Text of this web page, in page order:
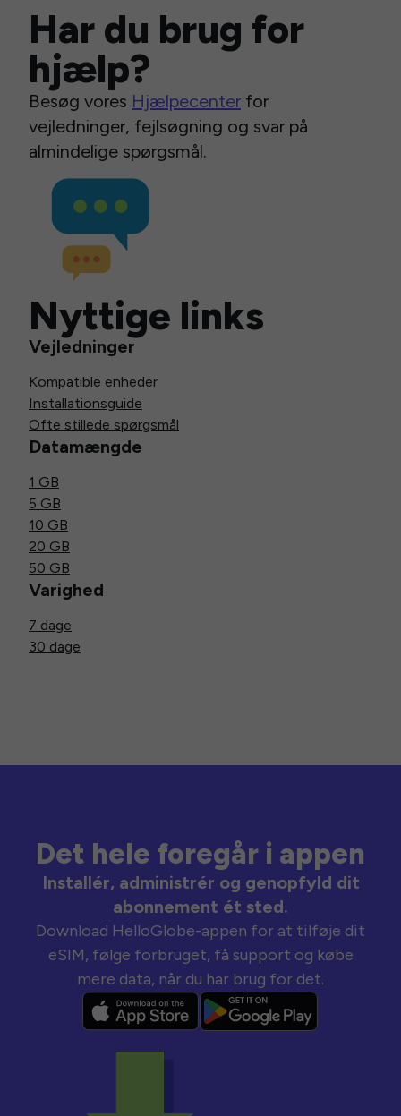
Har du brug for
hjælp?
Besøg vores Hjælpecenter for
vejledninger, fejlsøgning og svar på
almindelige spørgsmål.
Nyttige links
Vejledninger
Kompatible enheder
Installationsguide
Ofte stillede spørgsmål
Datamængde
1 GB
5 GB
10 GB
20 GB
50 GB
Varighed
7 dage
30 dage
Det hele foregår i appen
Installér, administrér og genopfyld dit
abonnement ét sted.
Download HelloGlobe-appen for at tilføje dit
eSIM, følge forbruget, få support og købe
mere data, når du har brug for det.